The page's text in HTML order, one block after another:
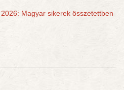
Magyar sikerek összetettben